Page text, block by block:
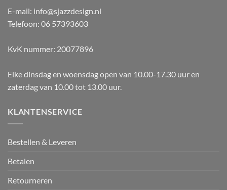
E-mail: info@sjazzdesign.nl
Telefoon: 06 57393603
KvK nummer: 20077896
Elke dinsdag en woensdag open van 10.00-17.30 uur en
zaterdag van 10.00 tot 13.00 uur.
KLANTENSERVICE
Bestellen & Leveren
Betalen
Retourneren